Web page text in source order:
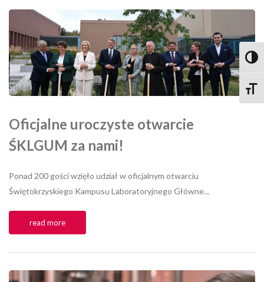
Oficjalne uroczyste otwarcie
ŚKLGUM za nami!
Ponad 200 gości wzięło udział w oficjalnym otwarciu
Świętokrzyskiego Kampusu Laboratoryjnego Główne...
read more